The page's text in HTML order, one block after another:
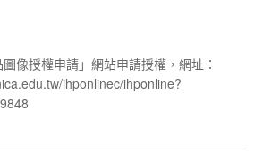
像授權申請」網站申請授權，網址：
ihponlinec/ihponline?